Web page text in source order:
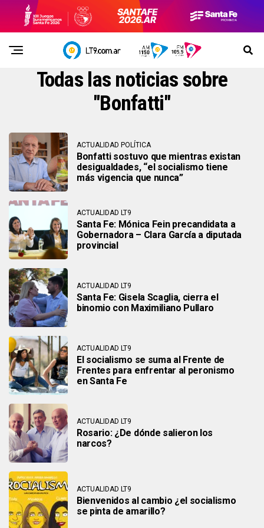
Todas las noticias sobre
"Bonfatti"
ACTUALIDAD POLÍTICA
Bonfatti sostuvo que mientras existan
desigualdades, “el socialismo tiene
más vigencia que nunca”
ACTUALIDAD LT9
Santa Fe: Mónica Fein precandidata a
Gobernadora – Clara García a diputada
provincial
ACTUALIDAD LT9
Santa Fe: Gisela Scaglia, cierra el
binomio con Maximiliano Pullaro
ACTUALIDAD LT9
El socialismo se suma al Frente de
Frentes para enfrentar al peronismo
en Santa Fe
ACTUALIDAD LT9
Rosario: ¿De dónde salieron los
narcos?
ACTUALIDAD LT9
Bienvenidos al cambio ¿el socialismo
se pinta de amarillo?